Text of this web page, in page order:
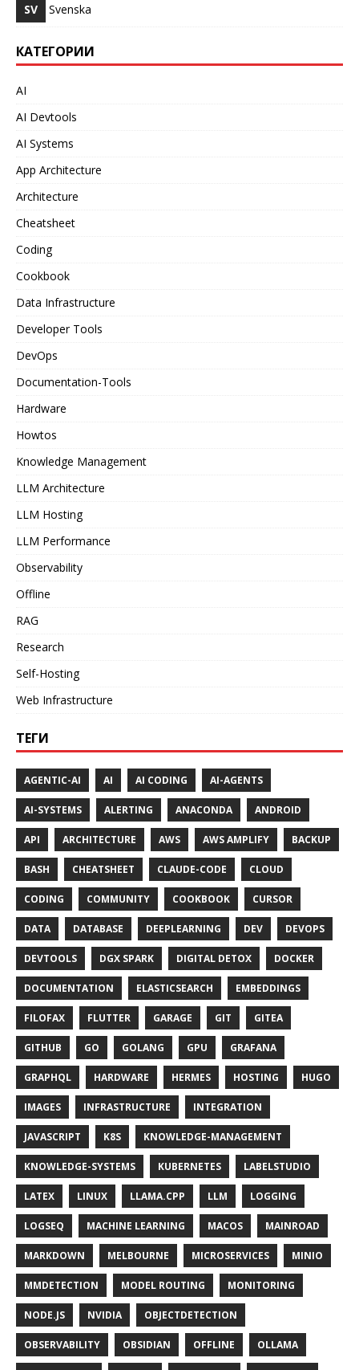
SV Svenska
КАТЕГОРИИ
AI
AI Devtools
AI Systems
App Architecture
Architecture
Cheatsheet
Coding
Cookbook
Data Infrastructure
Developer Tools
DevOps
Documentation-Tools
Hardware
Howtos
Knowledge Management
LLM Architecture
LLM Hosting
LLM Performance
Observability
Offline
RAG
Research
Self-Hosting
Web Infrastructure
ТЕГИ
AGENTIC-AI AI AI CODING AI-AGENTS
AI-SYSTEMS ALERTING ANACONDA ANDROID
API ARCHITECTURE AWS AWS AMPLIFY BACKUP
BASH CHEATSHEET CLAUDE-CODE CLOUD
CODING COMMUNITY COOKBOOK CURSOR
DATA DATABASE DEEPLEARNING DEV DEVOPS
DEVTOOLS DGX SPARK DIGITAL DETOX DOCKER
DOCUMENTATION ELASTICSEARCH EMBEDDINGS
FILOFAX FLUTTER GARAGE GIT GITEA
GITHUB GO GOLANG GPU GRAFANA
GRAPHQL HARDWARE HERMES HOSTING HUGO
IMAGES INFRASTRUCTURE INTEGRATION
JAVASCRIPT K8S KNOWLEDGE-MANAGEMENT
KNOWLEDGE-SYSTEMS KUBERNETES LABELSTUDIO
LATEX LINUX LLAMA.CPP LLM LOGGING
LOGSEQ MACHINE LEARNING MACOS MAINROAD
MARKDOWN MELBOURNE MICROSERVICES MINIO
MMDETECTION MODEL ROUTING MONITORING
NODE.JS NVIDIA OBJECTDETECTION
OBSERVABILITY OBSIDIAN OFFLINE OLLAMA